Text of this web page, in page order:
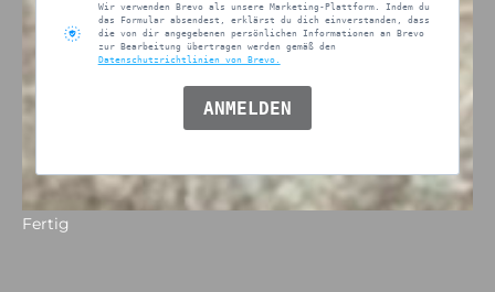
Wir verwenden Brevo als unsere Marketing-Plattform. Indem du
das Formular absendest, erklärst du dich einverstanden, dass
die von dir angegebenen persönlichen Informationen an Brevo
zur Bearbeitung übertragen werden gemäß den
Datenschutzrichtlinien von Brevo.
ANMELDEN
Fertig